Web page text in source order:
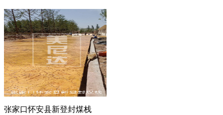
张家口怀安县新登封煤栈